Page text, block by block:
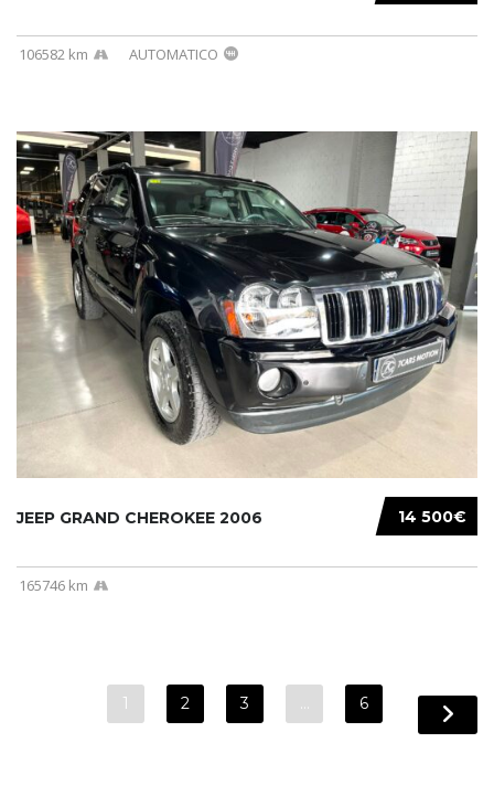
106582 km AUTOMATICO
14 500€
JEEP GRAND CHEROKEE 2006
165746 km
1 2 3 … 6